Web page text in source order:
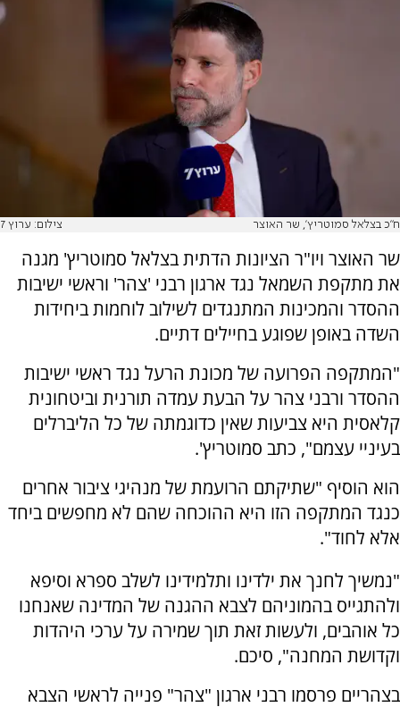
ח"כ בצלאל סמוטריץ', שר האוצר צילום: ערוץ 7
שר האוצר ויו"ר הציונות הדתית בצלאל סמוטריץ' מגנה
את מתקפת השמאל נגד ארגון רבני 'צהר' וראשי ישיבות
ההסדר והמכינות המתנגדים לשילוב לוחמות ביחידות
השדה באופן שפוגע בחיילים דתיים.
"המתקפה הפרועה של מכונת הרעל נגד ראשי ישיבות
ההסדר ורבני צהר על הבעת עמדה תורנית וביטחונית
קלאסית היא צביעות שאין כדוגמתה של כל הליברלים
בעיניי עצמם", כתב סמוטריץ'.
הוא הוסיף "שתיקתם הרועמת של מנהיגי ציבור אחרים
כנגד המתקפה הזו היא ההוכחה שהם לא מחפשים ביחד
אלא לחוד".
"נמשיך לחנך את ילדינו ותלמידינו לשלב ספרא וסיפא
ולהתגייס בהמוניהם לצבא ההגנה של המדינה שאנחנו
כל אוהבים, ולעשות זאת תוך שמירה על ערכי היהדות
וקדושת המחנה", סיכם.
בצהריים פרסמו רבני ארגון "צהר" פנייה לראשי הצבא